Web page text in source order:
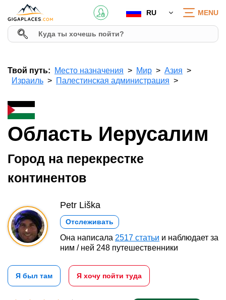
RU MENU
Твой путь: Место назначения Мир
Азия
Израиль
Палестинская администрация
Область Иерусалим
Город на перекрестке
континентов
Petr Liška
Отслеживать
Она написала 2517 статьи и наблюдает за
ним / ней 248 путешественники
Я был там Я хочу пойти туда